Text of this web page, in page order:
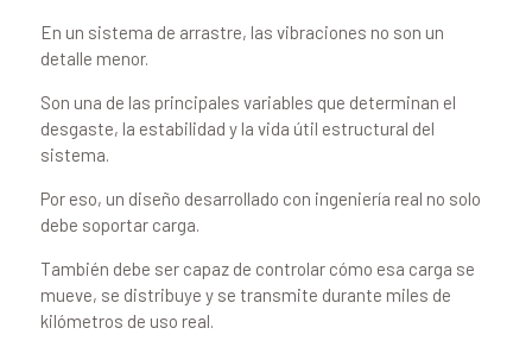
En un sistema de arrastre, las vibraciones no son un
detalle menor.
Son una de las principales variables que determinan el
desgaste, la estabilidad y la vida útil estructural del
sistema.
Por eso, un diseño desarrollado con ingeniería real no solo
debe soportar carga.
También debe ser capaz de controlar cómo esa carga se
mueve, se distribuye y se transmite durante miles de
kilómetros de uso real.